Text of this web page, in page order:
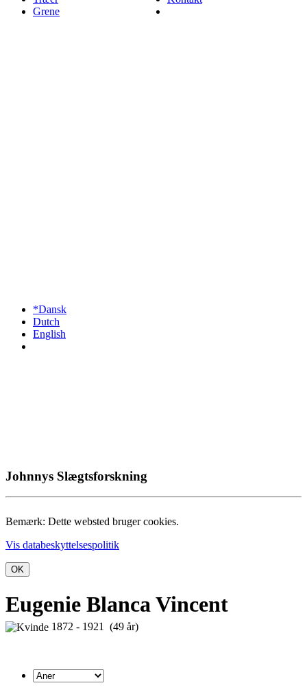
Grene
*Dansk
Dutch
English
Johnnys Slægtsforskning
Bemærk: Dette websted bruger cookies.
Vis databeskyttelsespolitik
OK
Eugenie Blanca Vincent
1872 - 1921 (49 år)